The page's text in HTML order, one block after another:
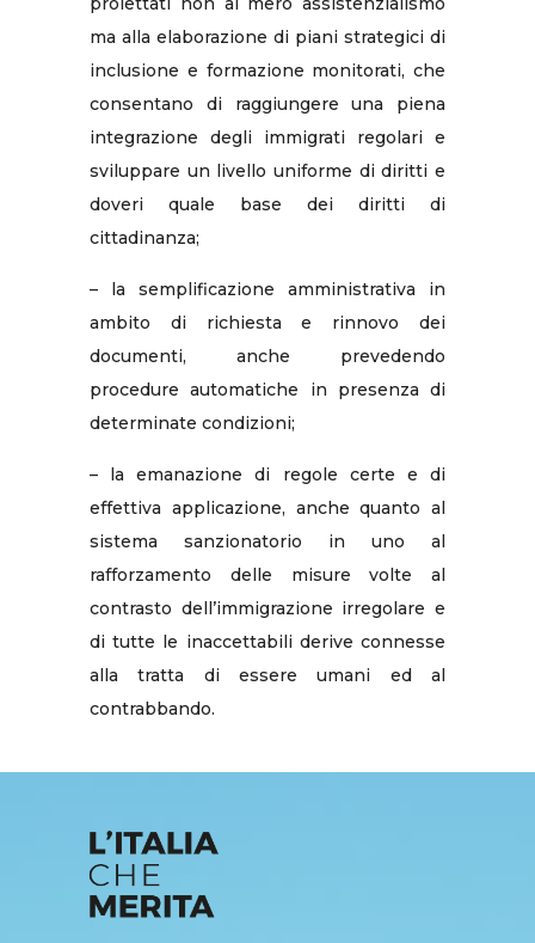
ma alla elaborazione di piani strategici di
inclusione e formazione monitorati, che
consentano di raggiungere una piena
integrazione degli immigrati regolari e
sviluppare un livello uniforme di diritti e
doveri quale base dei diritti di
cittadinanza;
– la semplificazione amministrativa in
ambito di richiesta e rinnovo dei
documenti, anche prevedendo
procedure automatiche in presenza di
determinate condizioni;
– la emanazione di regole certe e di
effettiva applicazione, anche quanto al
sistema sanzionatorio in uno al
rafforzamento delle misure volte al
contrasto dell’immigrazione irregolare e
di tutte le inaccettabili derive connesse
alla tratta di essere umani ed al
contrabbando.